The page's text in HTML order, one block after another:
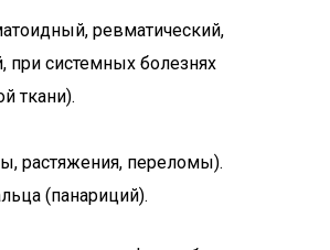
ревматический,
при системных болезнях
ткани).
растяжения, переломы).
(панариций).